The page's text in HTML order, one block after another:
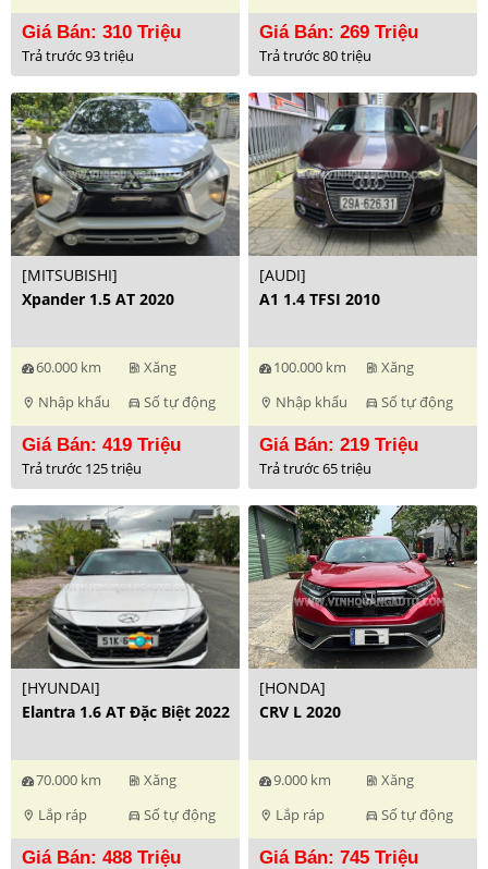
Giá Bán: 310 Triệu
Trả trước 93 triệu
Giá Bán: 269 Triệu
Trả trước 80 triệu
[MITSUBISHI]
Xpander 1.5 AT 2020
60.000 km ev_station Xăng
location_on Nhập khẩu directions_car Số tự động
Giá Bán: 419 Triệu
Trả trước 125 triệu
[AUDI]
A1 1.4 TFSI 2010
100.000 km ev_station Xăng
location_on Nhập khẩu directions_car Số tự động
Giá Bán: 219 Triệu
Trả trước 65 triệu
[HYUNDAI]
Elantra 1.6 AT Đặc Biệt 2022
70.000 km ev_station Xăng
location_on Lắp ráp directions_car Số tự động
Giá Bán: 488 Triệu
[HONDA]
CRV L 2020
9.000 km ev_station Xăng
location_on Lắp ráp directions_car Số tự động
Giá Bán: 745 Triệu